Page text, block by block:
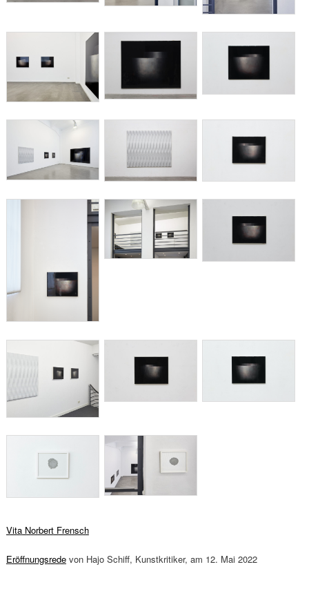
Vita Norbert Frensch
Eröffnungsredevon Hajo Schiff, Kunstkritiker, am 12. Mai 2022